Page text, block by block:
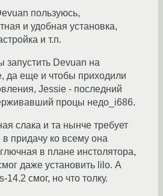
пользуюсь,
и удобная установка,
и т.п.
запустить Devuan на
да еще и чтобы приходили
Jessie - последний
процы недо_i686.
слака и та нынче требует
придачу ко всему она
в плане инстолятора,
даже установить lilo. А
14.2 смог, но что толку.